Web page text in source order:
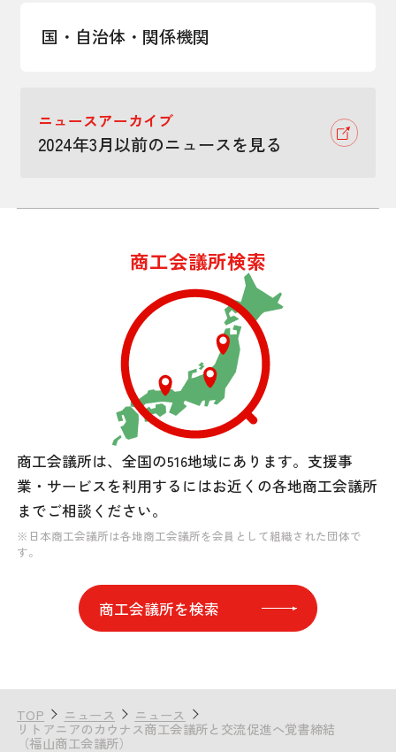
国・自治体・関係機関
ニュースアーカイブ
2024年3月以前のニュースを見る
商工会議所検索
商工会議所は、全国の516地域にあります。 支援事
業・サービスを利用するにはお近くの各地商工会議所
までご相談ください。
※日本商工会議所は各地商工会議所を会員として組織された団体で
す。
商工会議所を検索
TOP ニュース ニュース
リトアニアのカウナス商工会議所と交流促進へ覚書締結
（福山商工会議所）